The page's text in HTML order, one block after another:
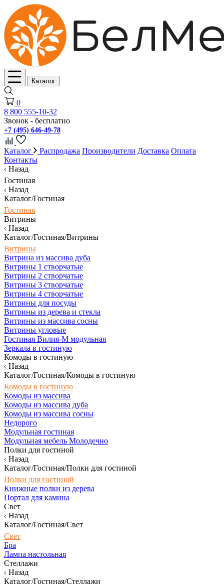
Каталог
0
8 800 555-10-32
Звонок - бесплатно
+7 (495) 646-49-78
Каталог Распродажа Производители Доставка Оплата
Контакты
Назад
Гостиная
Назад
Каталог/Гостиная
Гостиная
Витрины
Назад
Каталог/Гостиная/Витрины
Витрины
Витрина из массива дуба
Витрины 1 створчатые
Витрины 2 створчатые
Витрины 3 створчатые
Витрины 4 створчатые
Витрины для посуды
Витрины из дерева и стекла
Витрины из массива сосны
Витрины угловые
Гостиная Вилия-М модульная
Зеркала в гостиную
Комоды в гостиную
Назад
Каталог/Гостиная/Комоды в гостиную
Комоды в гостиную
Комоды из массива
Комоды из массива дуба
Комоды из массива сосны
Недорого
Модульная гостиная
Модульная мебель Молодечно
Полки для гостиной
Назад
Каталог/Гостиная/Полки для гостиной
Полки для гостиной
Книжные полки из дерева
Портал для камина
Свет
Назад
Каталог/Гостиная/Свет
Свет
Бра
Лампа настольная
Стеллажи
Назад
Каталог/Гостиная/Стеллажи